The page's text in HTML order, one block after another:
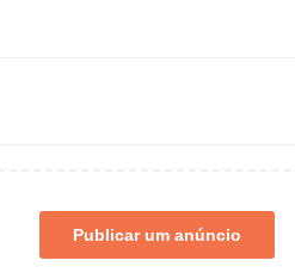
Publicar um anúncio